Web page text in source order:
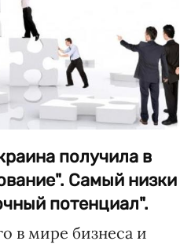
получила в
Самый низки
потенциал".
в мире бизнеса и